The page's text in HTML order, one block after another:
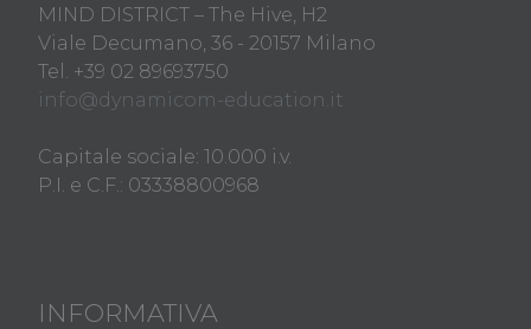
MIND DISTRICT – The Hive, H2
Viale Decumano, 36 - 20157 Milano
Tel. +39 02 89693750
info@dynamicom-education.it
Capitale sociale: 10.000 i.v.
P.I. e C.F.: 03338800968
INFORMATIVA